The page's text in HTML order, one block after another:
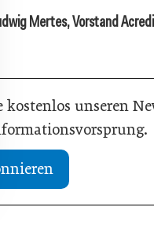
Mertes, Vorstand
unseren